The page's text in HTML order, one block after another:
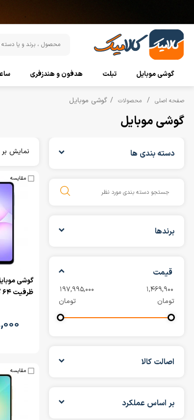
گوشی موبایل تبلت هدفون و هندزفری
صفحه اصلی محصولات گوشی موبایل
گوشی موبایل
دسته بندی ها
برندها
قیمت
تومان تومان
اصالت کالا
بر اساس عملکرد
نمایش
مقایسه
مقایسه